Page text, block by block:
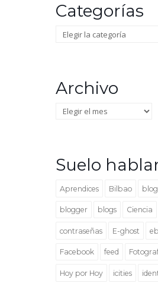
Categorías
Categorías
Archivo
Archivo
Suelo
Aprendices Bilbao blog
blogger blogs Ciencia
contraseñas E-ghost
Facebook feed
Hoy por Hoy icities